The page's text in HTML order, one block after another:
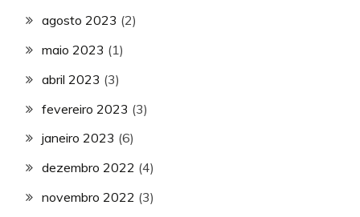
agosto 2023 (2)
maio 2023 (1)
abril 2023 (3)
fevereiro 2023 (3)
janeiro 2023 (6)
dezembro 2022 (4)
novembro 2022 (3)